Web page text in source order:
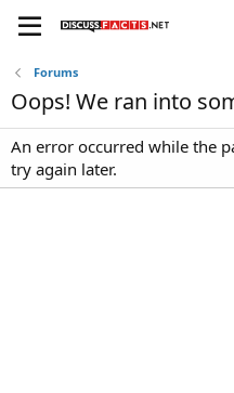
Forums
Oops! We ran into
An error occurred while the
try again later.